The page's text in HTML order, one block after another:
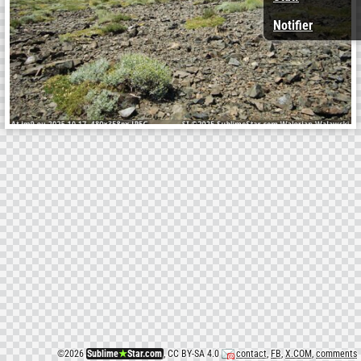
©2026 Sublime★Star.com, CC BY-SA 4.0 contact, FB,X.COM, comments
Notifier